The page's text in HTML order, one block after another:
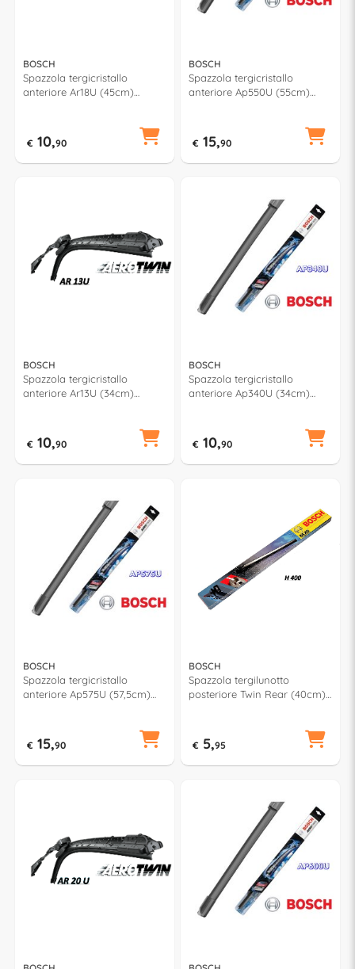
BOSCH
Spazzola tergicristallo
anteriore Ar18U (45cm)
€ 10,90
BOSCH
Spazzola tergicristallo
anteriore Ap550U (55cm)
€ 15,90
BOSCH
Spazzola tergicristallo
anteriore Ar13U (34cm)
€ 10,90
BOSCH
Spazzola tergicristallo
anteriore Ap340U (34cm)
€ 10,90
BOSCH
Spazzola tergicristallo
anteriore Ap575U (57,5cm)
€ 15,90
BOSCH
Spazzola tergilunotto
posteriore Twin Rear (40cm)
€ 5,95